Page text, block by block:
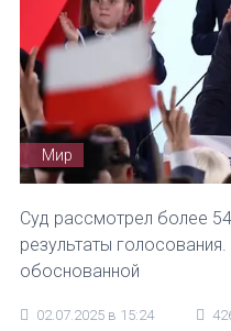
Мир
Суд рассмотрел более
результаты
обоснованной
02.07.2025 в 15:24